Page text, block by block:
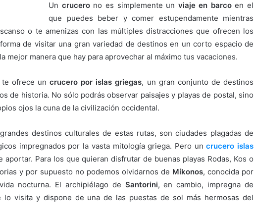
Un crucerono es simplemente un viaje en barcoen el
que puedes beber y comer estupendamente mientras
o te amenizas con las múltiples distracciones que ofrecen los
de visitar una gran variedad de destinos en un corto espacio de
mejor manera que hay para aprovechar al máximo tus vacaciones.
ofrece un crucero por islas griegas, un gran conjunto de destinos
de historia. No sólo podrás observar paisajes y playas de postal, sino
ojos la cuna de la civilización occidental.
destinos culturales de estas rutas, son ciudades plagadas de
impregnados por la vasta mitología griega. Pero uncrucero islas
aportar. Para los que quieran disfrutar de buenas playas Rodas, Kos o
y por supuesto no podemos olvidarnos de Míkonos, conocida por
nocturna. El archipiélago de Santorini, en cambio, impregna de
lo visita y dispone de una de las puestas de sol más hermosas del